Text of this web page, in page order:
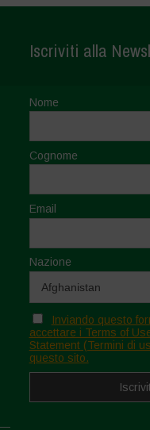
Iscriviti alla
Nome
Cognome
Email
Nazione
Inviando questo
accettare i Terms of
Statement (Termini di
questo sito.